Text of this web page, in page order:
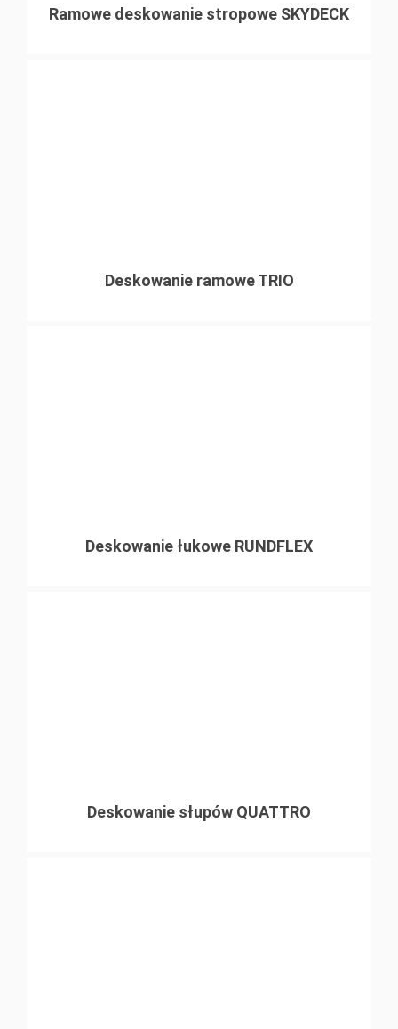
Ramowe deskowanie stropowe SKYDECK
Deskowanie ramowe TRIO
Deskowanie łukowe RUNDFLEX
Deskowanie słupów QUATTRO